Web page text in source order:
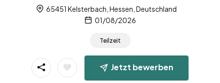
65451 Kelsterbach, Hessen, Deutschland
01/08/2026
Teilzeit
Jetzt bewerben